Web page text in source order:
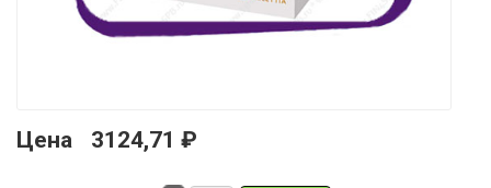
Цена 3124,71 ₽